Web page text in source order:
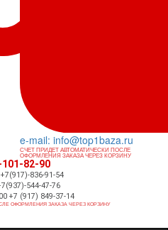
e-mail: info@top1baza.ru
СЧЕТ ПРИДЕТ АВТОМАТИЧЕСКИ ПОСЛЕ
ОФОРМЛЕНИЯ ЗАКАЗА ЧЕРЕЗ КОРЗИНУ
101-82-90
836-91-54
544-47-76
+7 (917) 849-37-14
ОФОРМЛЕНИЯ ЗАКАЗА ЧЕРЕЗ КОРЗИНУ